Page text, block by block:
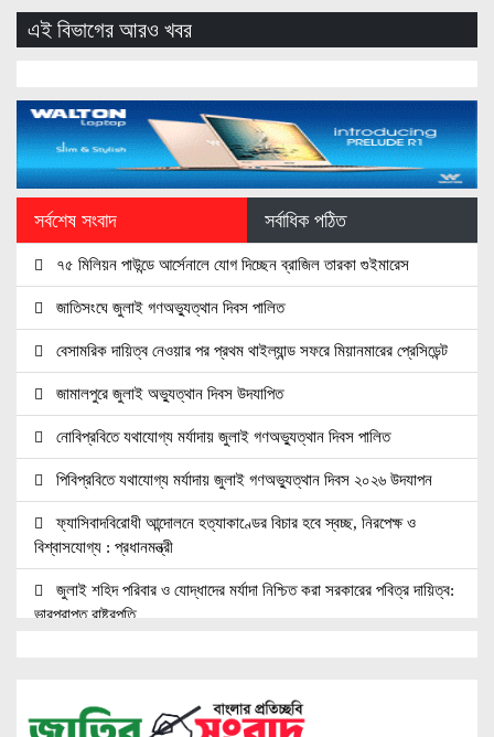
এই বিভাগের আরও খবর
সর্বশেষ সংবাদ সর্বাধিক পঠিত
৭৫ মিলিয়ন পাউন্ডে আর্সেনালে যোগ দিচ্ছেন ব্রাজিল তারকা গুইমারেস
জাতিসংঘে জুলাই গণঅভ্যুত্থান দিবস পালিত
বেসামরিক দায়িত্ব নেওয়ার পর প্রথম থাইল্যান্ড সফরে মিয়ানমারের প্রেসিডেন্ট
জামালপুরে জুলাই অভ্যুত্থান দিবস উদযাপিত
নোবিপ্রবিতে যথাযোগ্য মর্যাদায় জুলাই গণঅভ্যুত্থান দিবস পালিত
পিবিপ্রবিতে যথাযোগ্য মর্যাদায় জুলাই গণঅভ্যুত্থান দিবস ২০২৬ উদযাপন
ফ্যাসিবাদবিরোধী আন্দোলনে হত্যাকাণ্ডের বিচার হবে স্বচ্ছ, নিরপেক্ষ ও
বিশ্বাসযোগ্য : প্রধানমন্ত্রী
জুলাই শহিদ পরিবার ও যোদ্ধাদের মর্যাদা নিশ্চিত করা সরকারের পবিত্র দায়িত্ব:
ভারপ্রাপ্ত রাষ্ট্রপতি
উচ্চশিক্ষার দ্বার খুলতে ‘ওভারসীজ এডুকেয়ার’ ও ‘এডু উইংস হাব’-এর নতুন
যাত্রা